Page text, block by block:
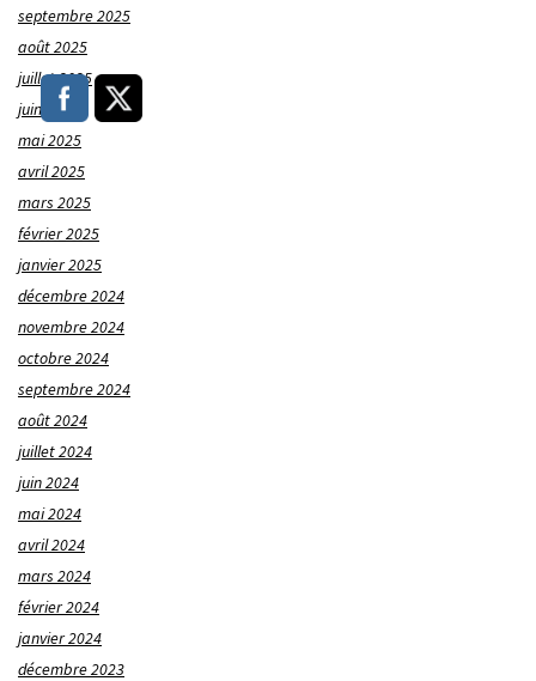
septembre 2025
août 2025
juillet 2025
juin 2025
mai 2025
avril 2025
mars 2025
février 2025
janvier 2025
décembre 2024
novembre 2024
octobre 2024
septembre 2024
août 2024
juillet 2024
juin 2024
mai 2024
avril 2024
mars 2024
février 2024
janvier 2024
décembre 2023